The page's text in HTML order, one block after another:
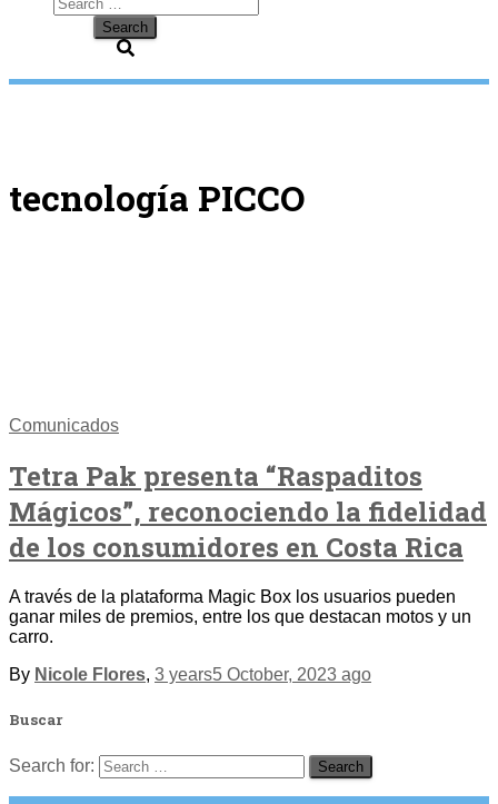
tecnología PICCO
Comunicados
Tetra Pak presenta “Raspaditos
Mágicos”, reconociendo la fidelidad
de los consumidores en Costa Rica
A través de la plataforma Magic Box los usuarios pueden
ganar miles de premios, entre los que destacan motos y un
carro.
By Nicole Flores, 3 years5 October, 2023 ago
Buscar
Search for: